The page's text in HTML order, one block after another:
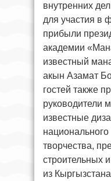
внутренних
для участия в
прибыли
академии
известный
акын Азамат
гостей также
руководители
известные
творчества,
строительных
из